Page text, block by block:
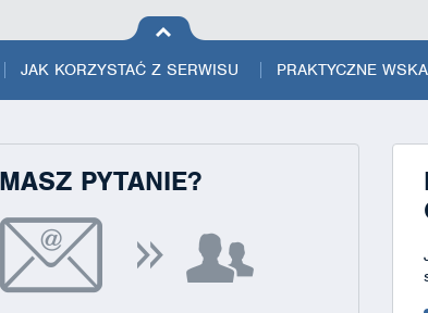
na górę
strony
JAK KORZYSTAĆ Z SERWISU PRAKTYCZNE
MASZ PYTANIE?